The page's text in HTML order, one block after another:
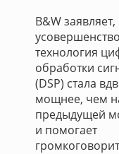
В&W заявляет,
технология
обработки
(DSP) стала
мощнее, чем
предыдущей
и помогает